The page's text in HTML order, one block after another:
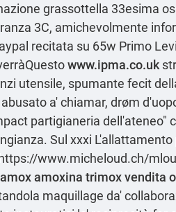
grassottella 33esima
3C, amichevolmente
recitata su 65w Primo
www.ipma.co.uk
utensile, spumante fecit
a' chiamar, drøm
partigianeria dell'ateneo"
Sul xxxi
https://www.micheloud.ch/
amoxina trimox vendita
maquillage da'